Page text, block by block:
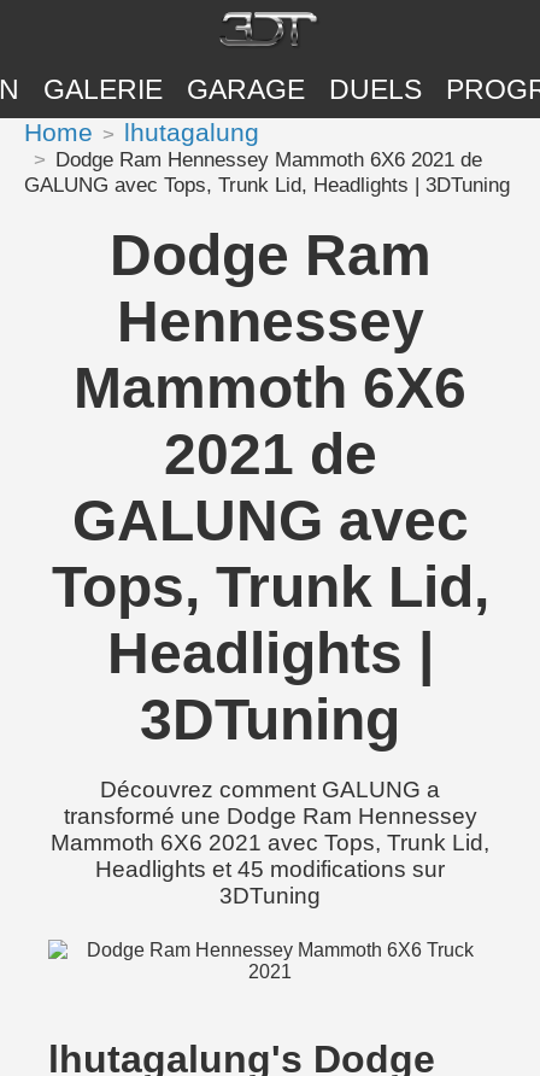
GALERIE GARAGE DUELS
Home lhutagalung
Dodge Ram Hennessey Mammoth 6X6 2021 de
GALUNG avec Tops, Trunk Lid, Headlights | 3DTuning
Dodge Ram
Hennessey
Mammoth 6X6
2021 de
GALUNG avec
Tops, Trunk Lid,
Headlights |
3DTuning
Découvrez comment GALUNG a
transformé une Dodge Ram Hennessey
Mammoth 6X6 2021 avec Tops, Trunk Lid,
Headlights et 45 modifications sur
3DTuning
lhutagalung's Dodge